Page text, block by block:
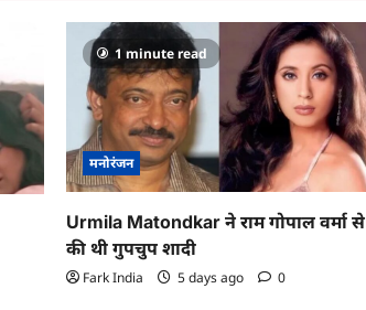
1 minute read
मनोरंजन
Urmila Matondkar ने राम गोपाल वर्मा से
की थी गुपचुप शादी
Fark India 5 days ago 0